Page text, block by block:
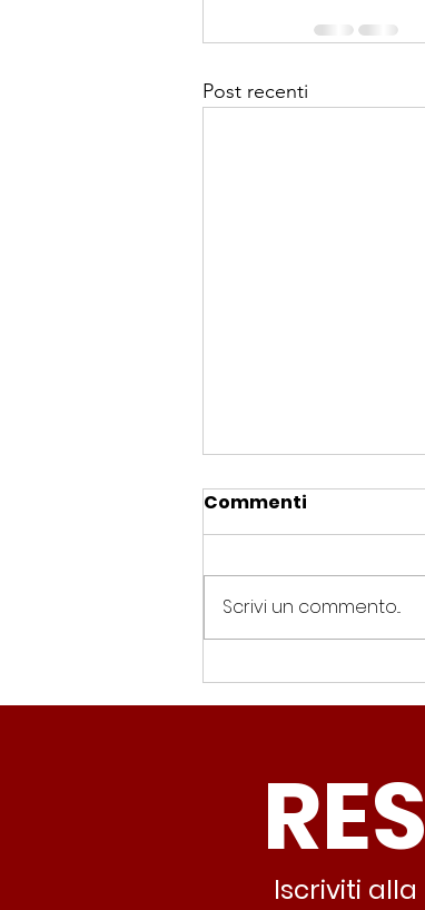
Post recenti
Spin Time,
solo
nessuno
Commenti
Scrivi un commento...
Iscriviti